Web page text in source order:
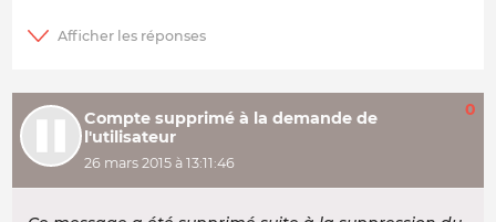
Compte supprimé à la demande de
l'utilisateur
26 mars 2015 à 13:11:46
0